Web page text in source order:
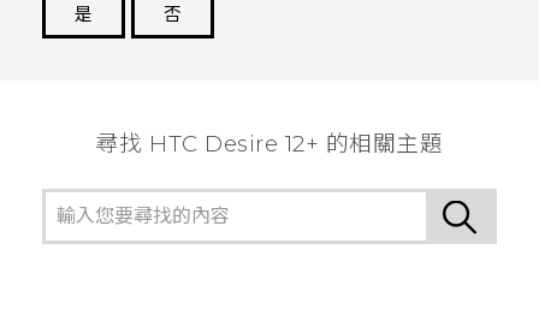
是
否
尋找 HTC Desire 12+ 的相關主題